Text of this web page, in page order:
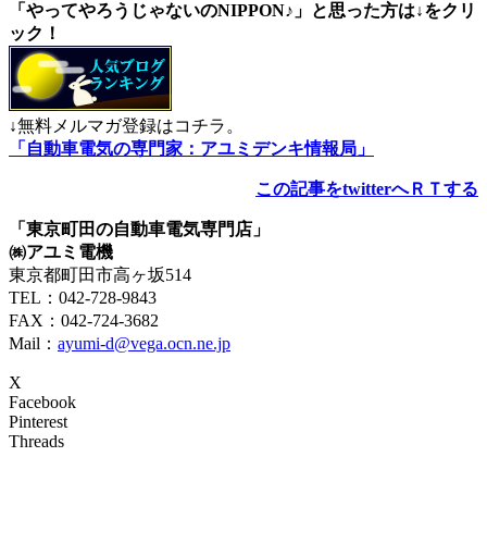
「やってやろうじゃないのNIPPON♪」と思った方は↓をクリ
ック！
↓無料メルマガ登録はコチラ。
「自動車電気の専門家：アユミデンキ情報局」
この記事をtwitterへＲＴする
「東京町田の自動車電気専門店」
㈱アユミ電機
東京都町田市高ヶ坂514
TEL：042-728-9843
FAX：042-724-3682
Mail： ayumi-d@vega.ocn.ne.jp
X
Facebook
Pinterest
Threads